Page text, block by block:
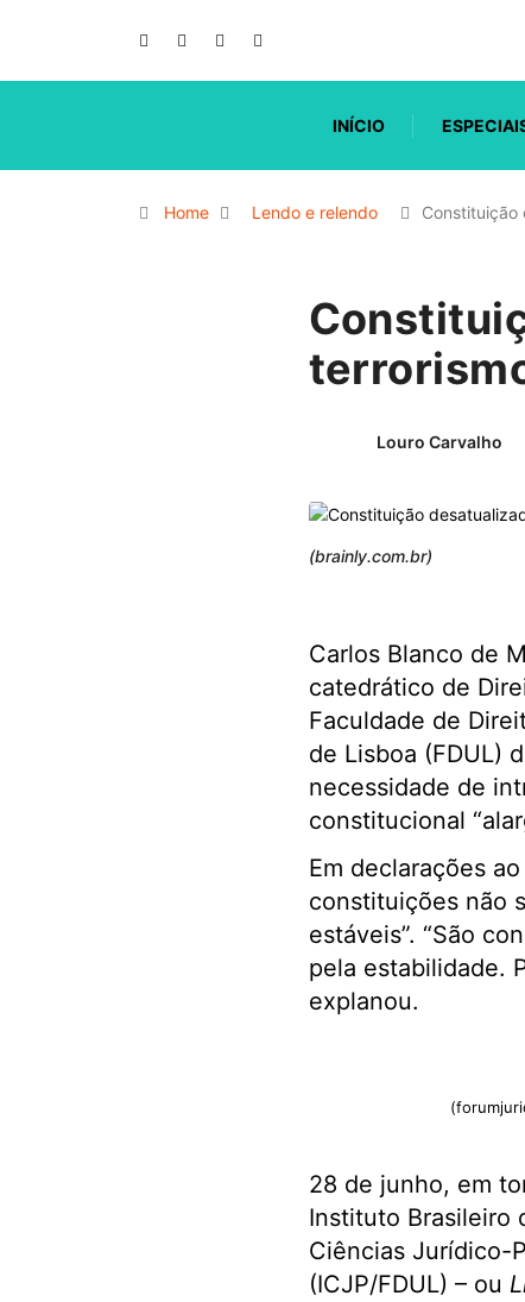
INÍCIO
Home Lendo e relendo Constituição
Louro Carvalho
(brainly.com.br)
Carlos Blanco de
catedrático de
Faculdade de
de Lisboa (FDUL)
necessidade de
constitucional
Em declarações ao
constituições não
estáveis”. “São
pela estabilidade.
explanou.
28 de junho, em
Instituto Brasileiro
Ciências Jurídico-
(ICJP/FDUL) – ou